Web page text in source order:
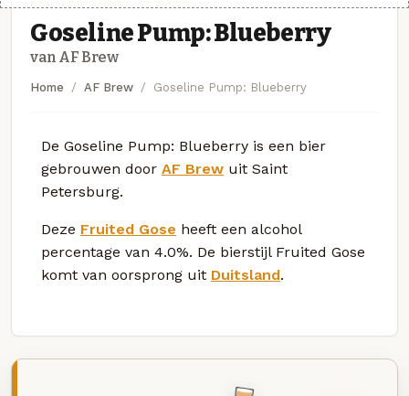
Goseline Pump: Blueberry
van AF Brew
Home AF Brew Goseline Pump: Blueberry
De Goseline Pump: Blueberry is een bier
gebrouwen door AF Brew uit Saint
Petersburg.
Deze Fruited Gose heeft een alcohol
percentage van 4.0%. De bierstijl Fruited Gose
komt van oorsprong uit Duitsland.